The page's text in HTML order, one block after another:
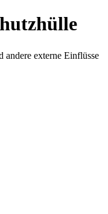
andere externe Einflüsse